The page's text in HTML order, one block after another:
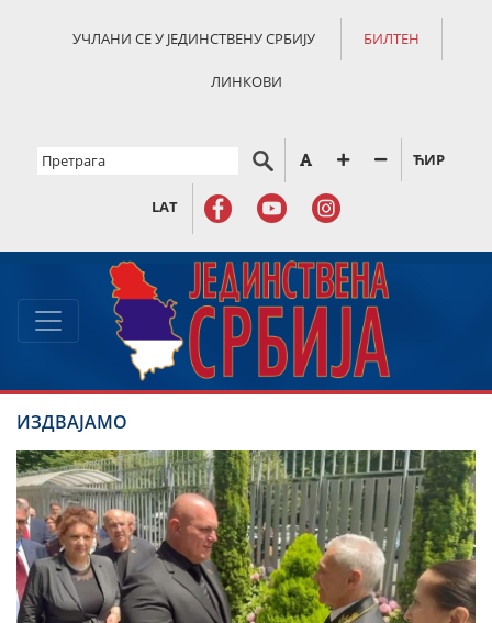
УЧЛАНИ СЕ У ЈЕДИНСТВЕНУ СРБИЈУ БИЛТЕН
ЛИНКОВИ
ЋИР
LAT
ИЗДВАЈАМО